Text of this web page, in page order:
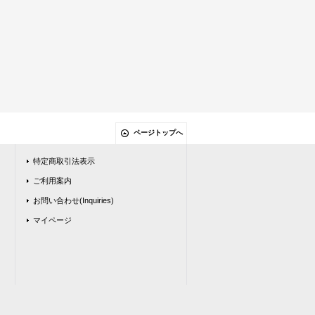
ページトップへ
特定商取引法表示
ご利用案内
お問い合わせ(Inquiries)
マイページ